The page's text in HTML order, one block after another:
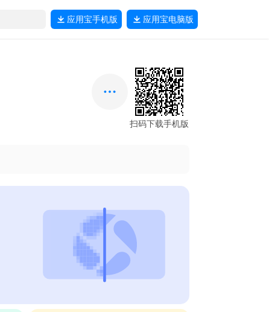
应用宝手机版 应用宝电脑版
扫码下载手机版